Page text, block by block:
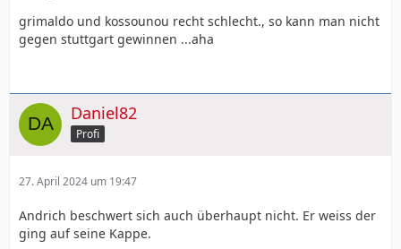
grimaldo und kossounou recht schlecht., so kann man nicht
gegen stuttgart gewinnen ...aha
Daniel82
Profi
27. April 2024 um 19:47
Andrich beschwert sich auch überhaupt nicht. Er weiss der
ging auf seine Kappe.